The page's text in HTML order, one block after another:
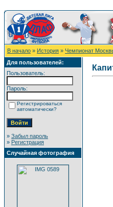
В начало » История » Чемпионат
Для пользователей:
Пользователь:
Пароль:
Регистрироваться
автоматически?
» Забыл пароль
» Регистрация
Случайная фотография